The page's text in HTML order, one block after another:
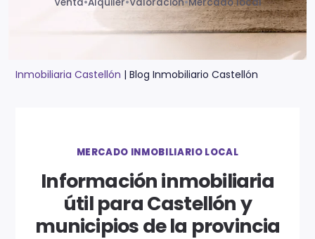
Inmobiliaria Castellón | Blog Inmobiliario Castellón
MERCADO INMOBILIARIO LOCAL
Información inmobiliaria
útil para Castellón y
municipios de la provincia